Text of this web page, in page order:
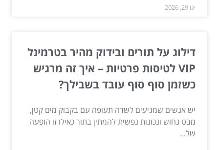
ינו 29, 2026
דילוג על תורים ובידוק מהיר בטרמינל
VIP לטיסות פרטיות – איך זה מרגיש
כשזמן סוף סוף עובד בשבילך?
יש אנשים שמגיעים לשדה תעופה עם בקבוק מים קטן,
מבט נחוש ונכונות נפשית להמתין בתור כאילו זו הופעה
של...